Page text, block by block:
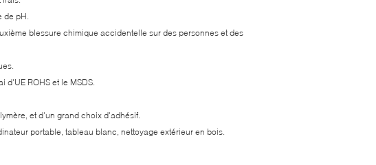
de pH.
blessure chimique accidentelle sur des personnes et des
ROHS et le MSDS.
et d'un grand choix d'adhésif.
portable, tableau blanc, nettoyage extérieur en bois.